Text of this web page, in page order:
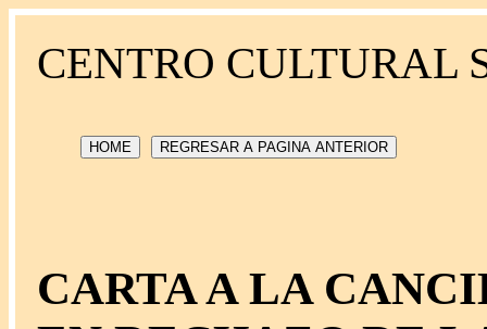
CENTRO CULTURAL
HOME REGRESAR A PAGINA ANTERIOR
CARTA A LA